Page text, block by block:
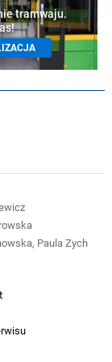
tramwaju.
Paula Zych